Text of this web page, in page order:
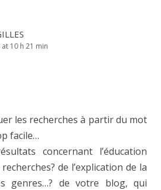
10 h 21 min
les recherches à partir du mot
facile…
concernant l’éducation
de l’explication de la
genres…? de votre blog, qui